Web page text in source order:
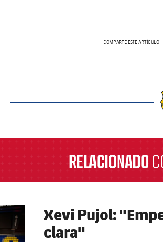
COMPARTE ESTE ARTÍCULO
RELACIONADO
Xevi Pujol:
clara"